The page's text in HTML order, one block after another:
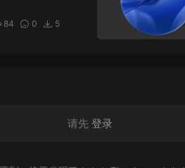
84 0 5
请先 登录